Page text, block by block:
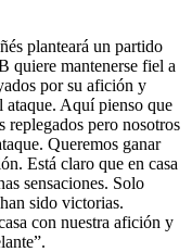
planteará un partido
quiere mantenerse fiel a
por su afición y
ataque. Aquí pienso que
replegados pero nosotros
Queremos ganar
Está claro que en casa
sensaciones. Solo
sido victorias.
con nuestra afición y